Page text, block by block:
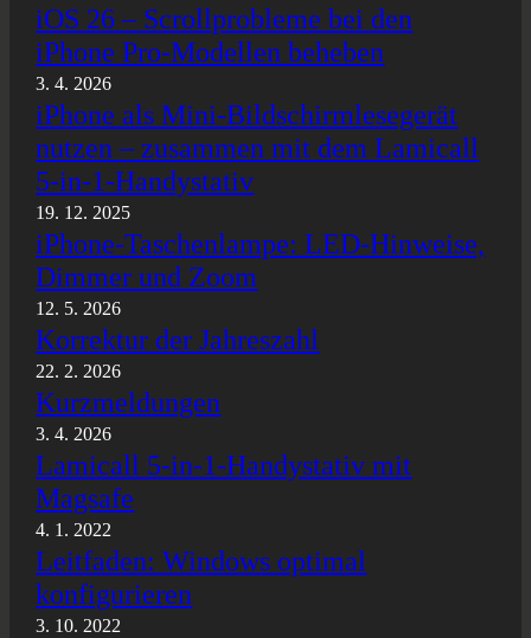
iOS 26 – Scrollprobleme bei den
iPhone Pro-Modellen beheben
3. 4. 2026
iPhone als Mini-Bildschirmlesegerät
nutzen – zusammen mit dem Lamicall
5-in-1-Handystativ
19. 12. 2025
iPhone-Taschenlampe: LED-Hinweise,
Dimmer und Zoom
12. 5. 2026
Korrektur der Jahreszahl
22. 2. 2026
Kurzmeldungen
3. 4. 2026
Lamicall 5-in-1-Handystativ mit
Magsafe
4. 1. 2022
Leitfaden: Windows optimal
konfigurieren
3. 10. 2022